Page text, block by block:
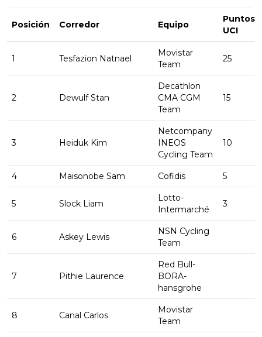
Posición Corredor Equipo
Puntos
UCI
1 Tesfazion Natnael
Movistar
Team
25
2 Dewulf Stan
Decathlon
CMA CGM
Team
15
3 Heiduk Kim
Netcompany
INEOS
Cycling Team
10
4 Maisonobe Sam Cofidis 5
5 Slock Liam
Lotto-
Intermarché
3
6 Askey Lewis
NSN Cycling
Team
7 Pithie Laurence
Red Bull-
BORA-
hansgrohe
8 Canal Carlos
Movistar
Team